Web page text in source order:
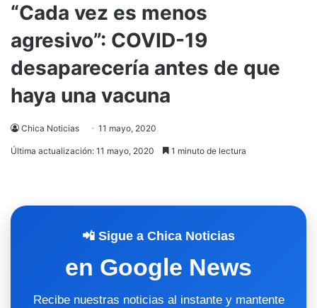
“Cada vez es menos
agresivo”: COVID-19
desaparecería antes de que
haya una vacuna
Chica Noticias 11 mayo, 2020
Última actualización: 11 mayo, 2020 1 minuto de lectura
📲 Sigue a Chica Noticias
en Google News
Recibe nuestras noticias al instante y mantente